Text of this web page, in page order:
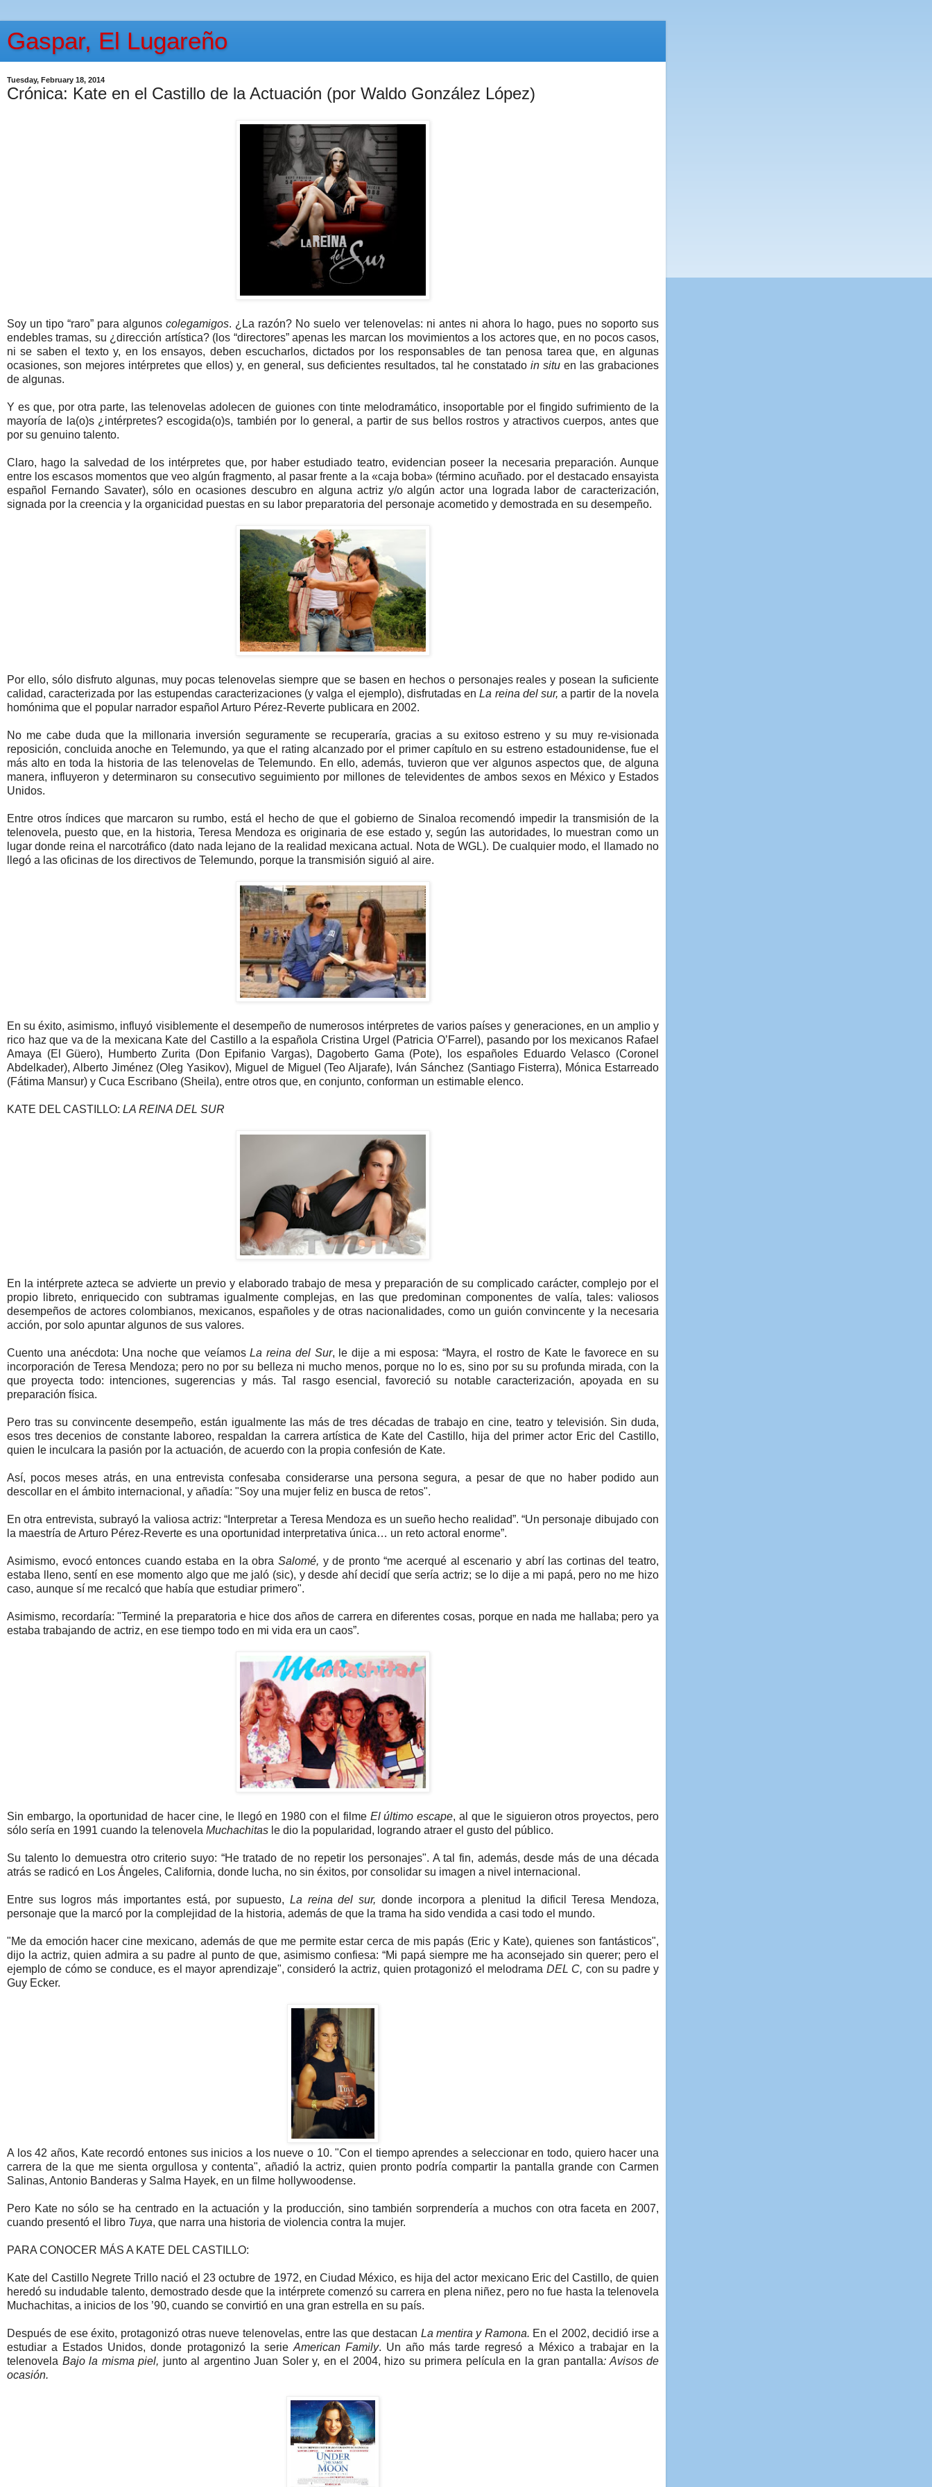
Gaspar, El Lugareño
Tuesday, February 18, 2014
Crónica: Kate en el Castillo de la Actuación (por Waldo González López)
Soy un tipo “raro” para algunoscolegamigos. ¿La razón? No suelo ver telenovelas: ni antes ni ahora lo hago, pues no soporto sus
endebles tramas, su ¿dirección artística? (los “directores” apenas les marcan los movimientos a los actores que, en no pocos casos,
ni se saben el texto y, en los ensayos, deben escucharlos, dictados por los responsables de tan penosa tarea que, en algunas
ocasiones, son mejores intérpretes que ellos) y, en general, sus deficientes resultados, tal he constatadoin situ en las grabaciones
de algunas.
Y es que, por otra parte, las telenovelas adolecen de guiones con tinte melodramático, insoportable por el fingido sufrimiento de la
mayoría de la(o)s ¿intérpretes? escogida(o)s, también por lo general, a partir de sus bellos rostros y atractivos cuerpos, antes que
por su genuino talento.
Claro, hago la salvedad de los intérpretes que, por haber estudiado teatro, evidencian poseer la necesaria preparación. Aunque
entre los escasos momentos que veo algún fragmento, al pasar frente a la «caja boba» (término acuñado. por el destacado ensayista
español Fernando Savater), sólo en ocasiones descubro en alguna actriz y/o algún actor una lograda labor de caracterización,
signada por la creencia y la organicidad puestas en su labor preparatoria del personaje acometido y demostrada en su desempeño.
Por ello, sólo disfruto algunas, muy pocas telenovelas siempre que se basen en hechos o personajes reales y posean la suficiente
calidad, caracterizada por las estupendas caracterizaciones (y valga el ejemplo), disfrutadas enLa reina del sur, a partir de la novela
homónima que el popular narrador español Arturo Pérez-Reverte publicara en 2002.
No me cabe duda que la millonaria inversión seguramente se recuperaría, gracias a su exitoso estreno y su muy re-visionada
reposición, concluida anoche en Telemundo, ya que el rating alcanzado por el primer capítulo en su estreno estadounidense, fue el
más alto en toda la historia de las telenovelas de Telemundo. En ello, además, tuvieron que ver algunos aspectos que, de alguna
manera, influyeron y determinaron su consecutivo seguimiento por millones de televidentes de ambos sexos en México y Estados
Unidos.
Entre otros índices que marcaron su rumbo, está el hecho de que el gobierno de Sinaloa recomendó impedir la transmisión de la
telenovela, puesto que, en la historia, Teresa Mendoza es originaria de ese estado y, según las autoridades, lo muestran como un
lugar donde reina el narcotráfico (dato nada lejano de la realidad mexicana actual. Nota de WGL). De cualquier modo, el llamado no
llegó a las oficinas de los directivos de Telemundo, porque la transmisión siguió al aire.
En su éxito, asimismo, influyó visiblemente el desempeño de numerosos intérpretes de varios países y generaciones, en un amplio y
rico haz que va de la mexicana Kate del Castillo a la española Cristina Urgel (Patricia O’Farrel), pasando por los mexicanos Rafael
Amaya (El Güero), Humberto Zurita (Don Epifanio Vargas), Dagoberto Gama (Pote), los españoles Eduardo Velasco (Coronel
Abdelkader), Alberto Jiménez (Oleg Yasikov), Miguel de Miguel (Teo Aljarafe), Iván Sánchez (Santiago Fisterra), Mónica Estarreado
(Fátima Mansur) y Cuca Escribano (Sheila), entre otros que, en conjunto, conforman un estimable elenco.
KATE DEL CASTILLO: LA REINA DEL SUR
En la intérprete azteca se advierte un previo y elaborado trabajo de mesa y preparación de su complicado carácter, complejo por el
propio libreto, enriquecido con subtramas igualmente complejas, en las que predominan componentes de valía, tales: valiosos
desempeños de actores colombianos, mexicanos, españoles y de otras nacionalidades, como un guión convincente y la necesaria
acción, por solo apuntar algunos de sus valores.
Cuento una anécdota: Una noche que veíamosLa reina del Sur, le dije a mi esposa: “Mayra, el rostro de Kate le favorece en su
incorporación de Teresa Mendoza; pero no por su belleza ni mucho menos, porque no lo es, sino por su su profunda mirada, con la
que proyecta todo: intenciones, sugerencias y más. Tal rasgo esencial, favoreció su notable caracterización, apoyada en su
preparación física.
Pero tras su convincente desempeño, están igualmente las más de tres décadas de trabajo en cine, teatro y televisión. Sin duda,
esos tres decenios de constante laboreo, respaldan la carrera artística de Kate del Castillo, hija del primer actor Eric del Castillo,
quien le inculcara la pasión por la actuación, de acuerdo con la propia confesión de Kate.
Así, pocos meses atrás, en una entrevista confesaba considerarse una persona segura, a pesar de que no haber podido aun
descollar en el ámbito internacional, y añadía: "Soy una mujer feliz en busca de retos".
En otra entrevista, subrayó la valiosa actriz: “Interpretar a Teresa Mendoza es un sueño hecho realidad”. “Un personaje dibujado con
la maestría de Arturo Pérez-Reverte es una oportunidad interpretativa única… un reto actoral enorme”.
Asimismo, evocó entonces cuando estaba en la obra Salomé, y de pronto “me acerqué al escenario y abrí las cortinas del teatro,
estaba lleno, sentí en ese momento algo que me jaló (sic), y desde ahí decidí que sería actriz; se lo dije a mi papá, pero no me hizo
caso, aunque sí me recalcó que había que estudiar primero".
Asimismo, recordaría: "Terminé la preparatoria e hice dos años de carrera en diferentes cosas, porque en nada me hallaba; pero ya
estaba trabajando de actriz, en ese tiempo todo en mi vida era un caos”.
Sin embargo, la oportunidad de hacer cine, le llegó en 1980 con el filmeEl último escape, al que le siguieron otros proyectos, pero
sólo sería en 1991 cuando la telenovela Muchachitas le dio la popularidad, logrando atraer el gusto del público.
Su talento lo demuestra otro criterio suyo: “He tratado de no repetir los personajes". A tal fin, además, desde más de una década
atrás se radicó en Los Ángeles, California, donde lucha, no sin éxitos, por consolidar su imagen a nivel internacional.
Entre sus logros más importantes está, por supuesto, La reina del sur, donde incorpora a plenitud la dificil Teresa Mendoza,
personaje que la marcó por la complejidad de la historia, además de que la trama ha sido vendida a casi todo el mundo.
"Me da emoción hacer cine mexicano, además de que me permite estar cerca de mis papás (Eric y Kate), quienes son fantásticos",
dijo la actriz, quien admira a su padre al punto de que, asimismo confiesa: “Mi papá siempre me ha aconsejado sin querer; pero el
ejemplo de cómo se conduce, es el mayor aprendizaje", consideró la actriz, quien protagonizó el melodrama DEL C, con su padre y
Guy Ecker.
A los 42 años, Kate recordó entones sus inicios a los nueve o 10. "Con el tiempo aprendes a seleccionar en todo, quiero hacer una
carrera de la que me sienta orgullosa y contenta", añadió la actriz, quien pronto podría compartir la pantalla grande con Carmen
Salinas, Antonio Banderas y Salma Hayek, en un filme hollywoodense.
Pero Kate no sólo se ha centrado en la actuación y la producción, sino también sorprendería a muchos con otra faceta en 2007,
cuando presentó el libro Tuya, que narra una historia de violencia contra la mujer.
PARA CONOCER MÁS A KATE DEL CASTILLO:
Kate del Castillo Negrete Trillo nació el 23 octubre de 1972, en Ciudad México, es hija del actor mexicano Eric del Castillo, de quien
heredó su indudable talento, demostrado desde que la intérprete comenzó su carrera en plena niñez, pero no fue hasta la telenovela
Muchachitas, a inicios de los ’90, cuando se convirtió en una gran estrella en su país.
Después de ese éxito, protagonizó otras nueve telenovelas, entre las que destacan La mentira y Ramona. En el 2002, decidió irse a
estudiar a Estados Unidos, donde protagonizó la serie American Family. Un año más tarde regresó a México a trabajar en la
telenovela Bajo la misma piel, junto al argentino Juan Soler y, en el 2004, hizo su primera película en la gran pantalla: Avisos de
ocasión.